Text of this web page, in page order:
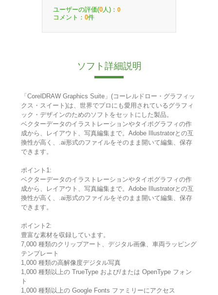
ユーザーの評価(0 人)： 0
コメント： 0件
ソフト詳細説明
「CorelDRAW Graphics Suite」(コーレルドロー・グラフィッ
クス・スイート)は、世界でプロにも愛用されているグラフィ
ック・デザインのためのソフトをセットにした製品。
ベクターデータのイラストレーションやタイポグラフィの作
成から、レイアウト、写真編集まで。Adobe Illustratorとの互
換性が高く、.ai形式のファイルをそのまま開いて編集、保存
できます。
ポイント1:
ベクターデータのイラストレーションやタイポグラフィの作
成から、レイアウト、写真編集まで。Adobe Illustratorとの互
換性が高く、.ai形式のファイルをそのまま開いて編集、保存
できます。
ポイント2:
豊富な素材を収録しています。
7,000 種類のクリップアート、デジタル画像、車両ラッピング
テンプレート
1,000 種類の高解像度デジタル写真
1,000 種類以上の TrueType および/または OpenType フォン
ト
1,000 種類以上の Google Fonts ファミリーにアクセス